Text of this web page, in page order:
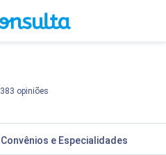
383 opiniões
Convênios e Especialidades